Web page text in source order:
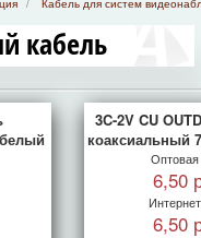
Кабель для систем
кабель
3C-2V CU
коаксиальный
Оптовая
6,50
6,50